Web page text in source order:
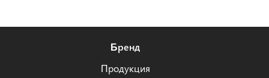
Бренд
Продукция